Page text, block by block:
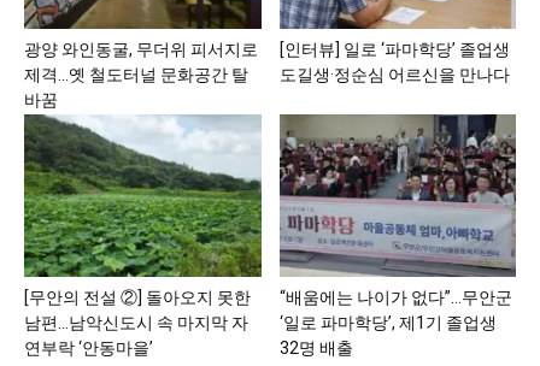
광양 와인동굴, 무더위 피서지로
제격…옛 철도터널 문화공간 탈
바꿈
[인터뷰] 일로 ‘파마학당’ 졸업생
도길생·정순심 어르신을 만나다
[무안의 전설 ②] 돌아오지 못한
남편…남악신도시 속 마지막 자
연부락 ‘안동마을’
“배움에는 나이가 없다”…무안군
‘일로 파마학당’, 제1기 졸업생
32명 배출